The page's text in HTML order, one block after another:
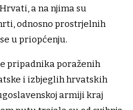
a na njima su
odnosno prostrjelnih
u priopćenju.
pripadnika poraženih
i izbjeglih hrvatskih
armiji kraj